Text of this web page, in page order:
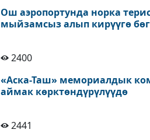
Ош аэропортунда норка
мыйзамсыз алып кирүүгө
2400
«Аска-Таш» мемориалдык
аймак көрктөндүрүлүүдө
2441